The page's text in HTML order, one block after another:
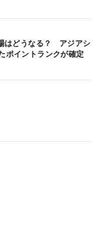
半でポイントを稼げ
リギリを頑張ってい
たが、1月の「LPGA
入るなど、上位で戦
現在のポイントラン
。それも支えになっ
はどうなる？ アジアシ
ポイントランクが確定